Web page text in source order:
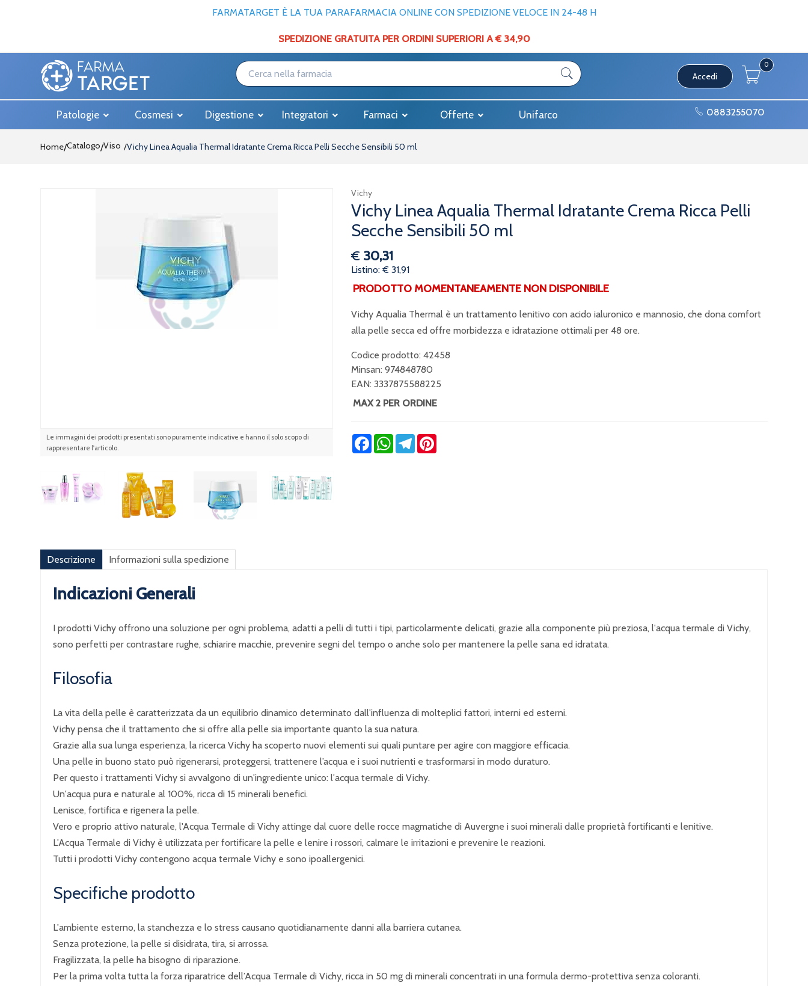
FARMATARGET È LA TUA PARAFARMACIA ONLINE CON SPEDIZIONE VELOCE IN 24-48 H
SPEDIZIONE GRATUITA PER ORDINI SUPERIORI A € 34,90
Accedi
0
Patologie Cosmesi Digestione Integratori Farmaci Offerte Unifarco 0883255070
Home Catalogo/Viso Vichy Linea Aqualia Thermal Idratante Crema Ricca Pelli Secche Sensibili 50 ml
Le immagini dei prodotti presentati sono puramente indicative e hanno il solo scopo di
rappresentare l'articolo.
Vichy
Vichy Linea Aqualia Thermal Idratante Crema Ricca Pelli
Secche Sensibili 50 ml
€ 30,31
Listino: € 31,91
PRODOTTO MOMENTANEAMENTE NON DISPONIBILE
Vichy Aqualia Thermal è un trattamento lenitivo con acido ialuronico e mannosio, che dona comfort
alla pelle secca ed offre morbidezza e idratazione ottimali per 48 ore.
Codice prodotto: 42458
Minsan: 974848780
EAN: 3337875588225
MAX 2 PER ORDINE
FacebookWhatsApp
TelegramPinterest
Descrizione Informazioni sulla spedizione
Indicazioni Generali
I prodotti Vichy offrono una soluzione per ogni problema, adatti a pelli di tutti i tipi, particolarmente delicati, grazie alla componente più preziosa, l'acqua termale di Vichy,
sono perfetti per contrastare rughe, schiarire macchie, prevenire segni del tempo o anche solo per mantenere la pelle sana ed idratata.
Filosofia
La vita della pelle è caratterizzata da un equilibrio dinamico determinato dall'influenza di molteplici fattori, interni ed esterni.
Vichy pensa che il trattamento che si offre alla pelle sia importante quanto la sua natura.
Grazie alla sua lunga esperienza, la ricerca Vichy ha scoperto nuovi elementi sui quali puntare per agire con maggiore efficacia.
Una pelle in buono stato può rigenerarsi, proteggersi, trattenere l’acqua e i suoi nutrienti e trasformarsi in modo duraturo.
Per questo i trattamenti Vichy si avvalgono di un'ingrediente unico: l'acqua termale di Vichy.
Un'acqua pura e naturale al 100%, ricca di 15 minerali benefici.
Lenisce, fortifica e rigenera la pelle.
Vero e proprio attivo naturale, l'Acqua Termale di Vichy attinge dal cuore delle rocce magmatiche di Auvergne i suoi minerali dalle proprietà fortificanti e lenitive.
L'Acqua Termale di Vichy è utilizzata per fortificare la pelle e lenire i rossori, calmare le irritazioni e prevenire le reazioni.
Tutti i prodotti Vichy contengono acqua termale Vichy e sono ipoallergenici.
Specifiche prodotto
L'ambiente esterno, la stanchezza e lo stress causano quotidianamente danni alla barriera cutanea.
Senza protezione, la pelle si disidrata, tira, si arrossa.
Fragilizzata, la pelle ha bisogno di riparazione.
Per la prima volta tutta la forza riparatrice dell’Acqua Termale di Vichy, ricca in 50 mg di minerali concentrati in una formula dermo-protettiva senza coloranti.